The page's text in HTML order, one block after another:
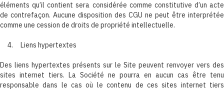
éléments qu’il contient sera considérée comme constitutive d’un acte
de contrefaçon. Aucune disposition des CGU ne peut être interprétée
comme une cession de droits de propriété intellectuelle.
4. Liens hypertextes
Des liens hypertextes présents sur le Site peuvent renvoyer vers des
sites internet tiers. La Société ne pourra en aucun cas être tenu
responsable dans le cas où le contenu de ces sites internet tiers